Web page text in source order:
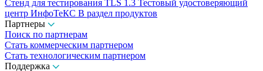
Стенд для тестирования TLS 1.3 Тестовый удостоверяющий
центр ИнфоТеКС В раздел продуктов
Партнеры
Поиск по партнерам
Стать коммерческим партнером
Стать технологическим партнером
Поддержка